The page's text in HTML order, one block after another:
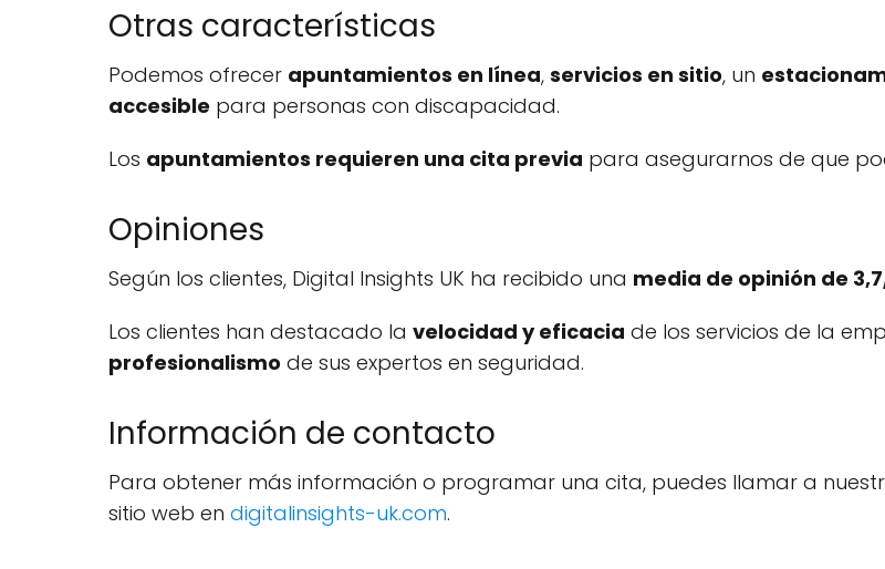
Otras características
Podemos ofrecer apuntamientos en línea, servicios en sitio, un
accesible para personas con discapacidad.
Los apuntamientos requieren una cita previa para asegurarnos de que
Opiniones
Según los clientes, Digital Insights UK ha recibido una media de opinión de
Los clientes han destacado la velocidad y eficacia de los servicios de la
profesionalismo de sus expertos en seguridad.
Información de contacto
Para obtener más información o programar una cita, puedes llamar a
sitio web en digitalinsights-uk.com.